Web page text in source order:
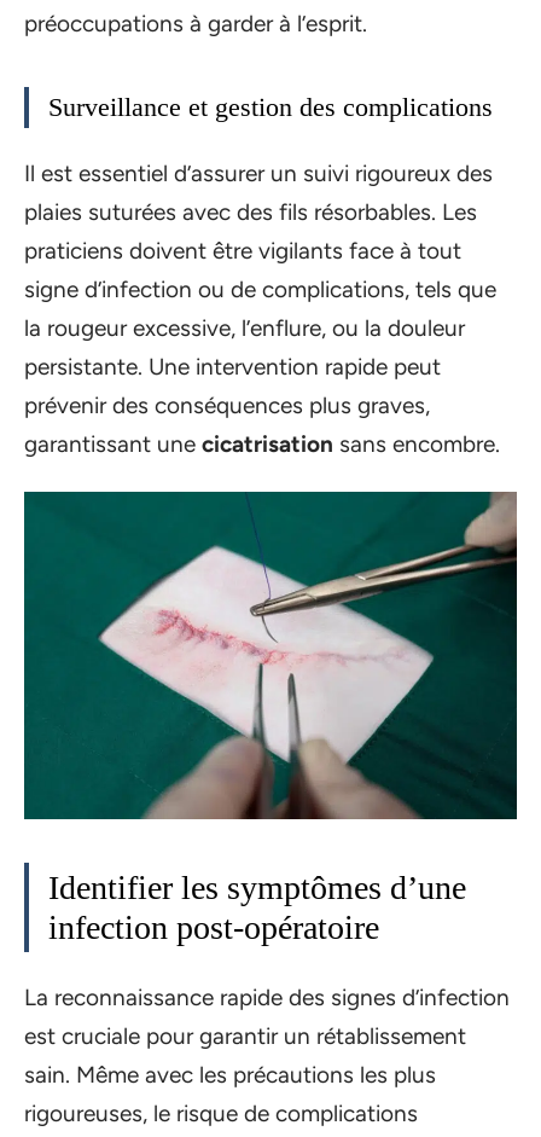
préoccupations à garder à l’esprit.
Surveillance et gestion des complications
Il est essentiel d’assurer un suivi rigoureux des
plaies suturées avec des fils résorbables. Les
praticiens doivent être vigilants face à tout
signe d’infection ou de complications, tels que
la rougeur excessive, l’enflure, ou la douleur
persistante. Une intervention rapide peut
prévenir des conséquences plus graves,
garantissant une cicatrisation sans encombre.
Identifier les symptômes d’une
infection post-opératoire
La reconnaissance rapide des signes d’infection
est cruciale pour garantir un rétablissement
sain. Même avec les précautions les plus
rigoureuses, le risque de complications